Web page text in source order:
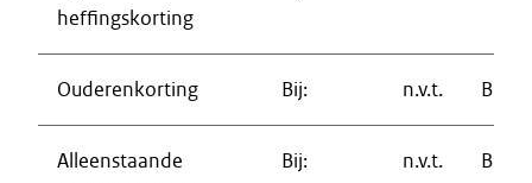
heffingskorting
Ouderenkorting Bij: n.v.t. Bij:
Alleenstaande
Bij: n.v.t. Bij: